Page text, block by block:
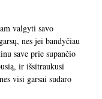
valgyti savo
nes jei bandyčiau
save prie supančio
ir išsitraukusi
visi garsai sudaro